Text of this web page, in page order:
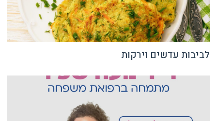
לביבות עדשים וירקות